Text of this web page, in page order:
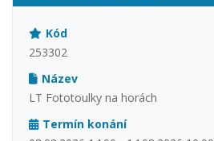
Kód
253302
Název
LT Fototoulky na horách
Termín konání